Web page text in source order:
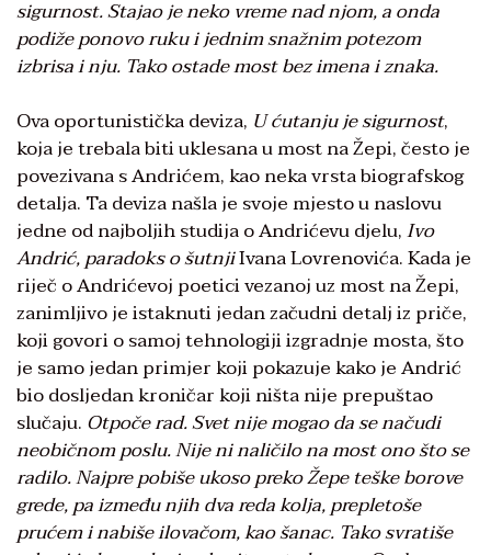
sigurnost. Stajao je neko vreme nad njom, a onda
podiže ponovo ruku i jednim snažnim potezom
izbrisa i nju. Tako ostade most bez imena i znaka.
Ova oportunistička deviza, U ćutanju je sigurnost,
koja je trebala biti uklesana u most na Žepi, često je
povezivana s Andrićem, kao neka vrsta biografskog
detalja. Ta deviza našla je svoje mjesto u naslovu
jedne od najboljih studija o Andrićevu djelu,Ivo
Andrić, paradoks o šutnjiIvana Lovrenovića. Kada je
riječ o Andrićevoj poetici vezanoj uz most na Žepi,
zanimljivo je istaknuti jedan začudni detalj iz priče,
koji govori o samoj tehnologiji izgradnje mosta, što
je samo jedan primjer koji pokazuje kako je Andrić
bio dosljedan kroničar koji ništa nije prepuštao
slučaju. Otpoče rad. Svet nije mogao da se načudi
neobičnom poslu. Nije ni naličilo na most ono što se
radilo. Najpre pobiše ukoso preko Žepe teške borove
grede, pa između njih dva reda kolja, prepletoše
prućem i nabiše ilovačom, kao šanac. Tako svratiše